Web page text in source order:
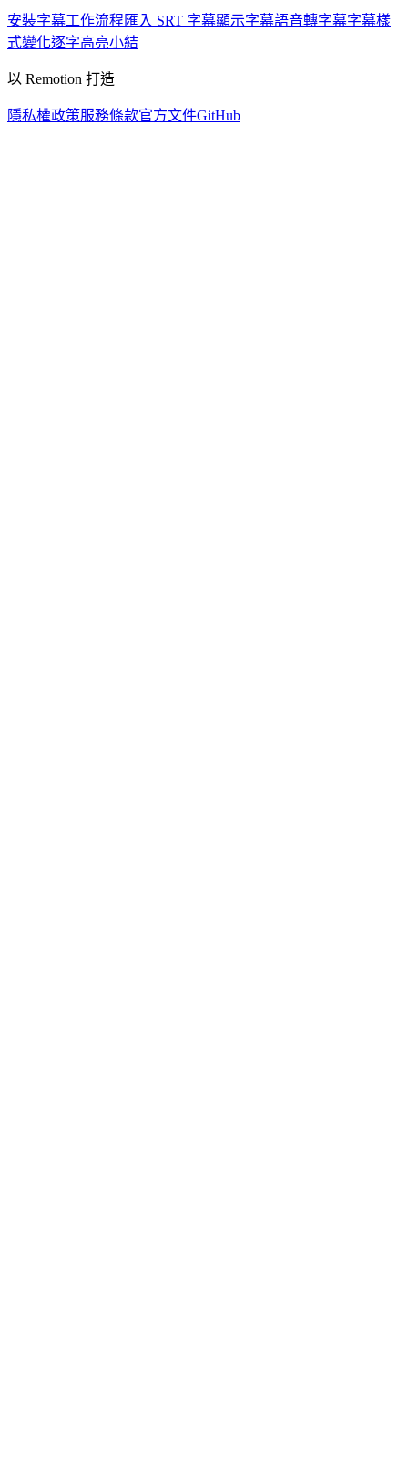
安裝字幕工作流程 匯入 SRT 字幕顯示字幕語音轉字幕字幕樣
式變化逐字高亮小結
以 Remotion 打造
隱私權政策服務條款官方文件GitHub